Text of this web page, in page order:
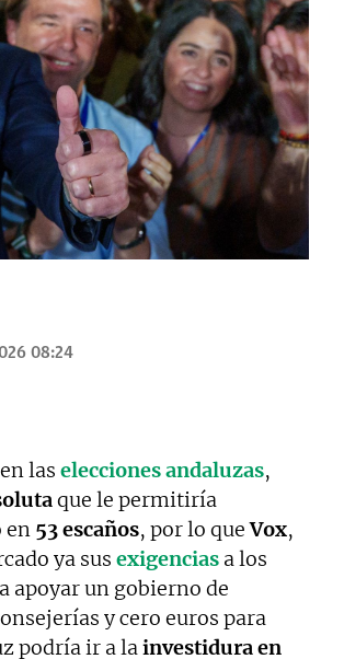
08:24
las elecciones andaluzas,
que le permitiría
en 53 escaños, por lo queVox,
ya sus exigencias a los
apoyar un gobierno de
y cero euros para
podría ir a lainvestidura en